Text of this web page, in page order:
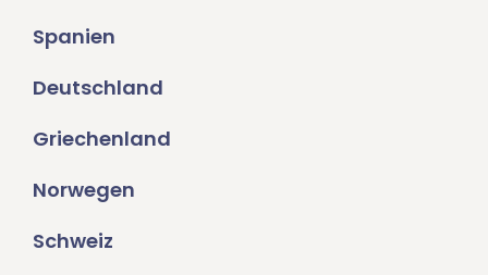
Spanien
Deutschland
Griechenland
Norwegen
Schweiz